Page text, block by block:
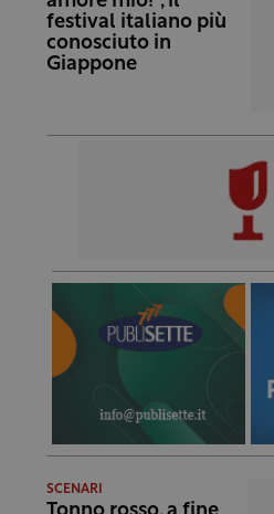
festival italiano più
conosciuto in
Giappone
SCENARI